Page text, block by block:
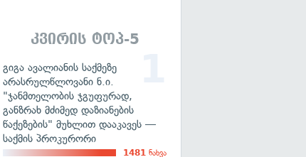
გადახედვაკვირის ტოპ-5
გიგა ავალიანის საქმეზე
არასრულწლოვანი ნ.ი.
"ჯანმთელობის ჯგუფურად,
განზრახ მძიმედ დაზიანების
წაქეზების" მუხლით დააკავეს —
საქმის პროკურორი
1481 ნახვა